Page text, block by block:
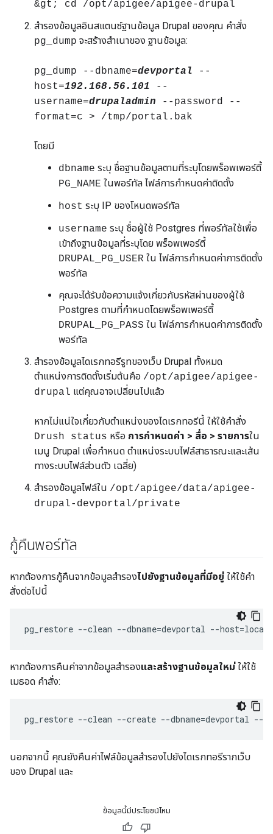
&gt; cd /opt/apigee/apigee-drupal
สำรองข้อมูลอินสแตนซ์ฐานข้อมูล Drupal ของคุณ คำสั่ง
pg_dump จะสร้างสำเนาของ ฐานข้อมูล:
pg_dump --dbname=devportal --
host=192.168.56.101 --
username=drupaladmin --password --
format=c > /tmp/portal.bak
โดยมี
dbname ระบุ ชื่อฐานข้อมูลตามที่ระบุโดยพร็อพเพอร์ตี้
PG_NAME ในพอร์ทัล ไฟล์การกำหนดค่าติดตั้ง
host ระบุ IP ของโหนดพอร์ทัล
username ระบุ ชื่อผู้ใช้ Postgres ที่พอร์ทัลใช้เพื่อ
เข้าถึงฐานข้อมูลที่ระบุโดย พร็อพเพอร์ตี้
DRUPAL_PG_USER ใน ไฟล์การกำหนดค่าการติดตั้ง
พอร์ทัล
คุณจะได้รับข้อความแจ้งเกี่ยวกับรหัสผ่านของผู้ใช้
Postgres ตามที่กำหนดโดยพร็อพเพอร์ตี้
DRUPAL_PG_PASS ใน ไฟล์การกำหนดค่าการติดตั้ง
พอร์ทัล
สำรองข้อมูลไดเรกทอรีรูทของเว็บ Drupal ทั้งหมด
ตำแหน่งการติดตั้งเริ่มต้นคือ /opt/apigee/apigee-
drupal แต่คุณอาจเปลี่ยนไปแล้ว
หากไม่แน่ใจเกี่ยวกับตำแหน่งของไดเรกทอรีนี้ ให้ใช้คำสั่ง
Drush status หรือ การกำหนดค่า > สื่อ > รายการใน
เมนู Drupal เพื่อกำหนด ตำแหน่งระบบไฟล์สาธารณะและเส้น
ทางระบบไฟล์ส่วนตัว เฉลี่ย)
สำรองข้อมูลไฟล์ใน /opt/apigee/data/apigee-
drupal-devportal/private
กู้คืนพอร์ทัล
หากต้องการกู้คืนจากข้อมูลสำรองไปยังฐานข้อมูลที่มีอยู่ ให้ใช้คำ
สั่งต่อไปนี้
pg_restore --clean --dbname=devportal --
หากต้องการคืนค่าจากข้อมูลสำรองและสร้างฐานข้อมูลใหม่ให้ใช้
เมธอด คำสั่ง:
pg_restore --clean --create --dbname=devportal --
นอกจากนี้ คุณยังคืนค่าไฟล์ข้อมูลสำรองไปยังไดเรกทอรีรากเว็บ
ของ Drupal และ
ข้อมูลนี้มีประโยชน์ไหม